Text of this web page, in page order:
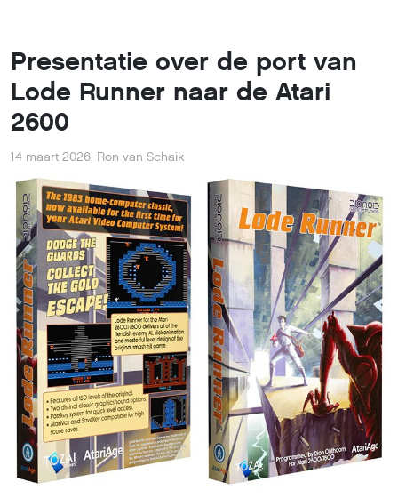
Presentatie over de port van
Lode Runner naar de Atari
2600
14 maart 2026, Ron van Schaik